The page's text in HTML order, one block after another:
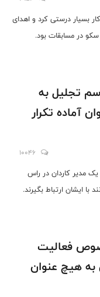
بسیار درستی کرد و اهدای
در مسابقات بود.
تجلیل به
آماده تکرار
10046
خوشحالم که یک مدیر کاردان در راس
با ایشان ارتباط بگیرند.
فعالیت
به هیچ عنوان